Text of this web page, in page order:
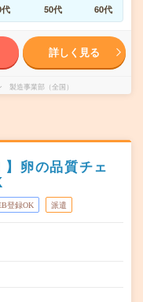
50代 60代
詳しく見る
製造事業部（全国）
】卵の品質チェ
登録OK 派遣